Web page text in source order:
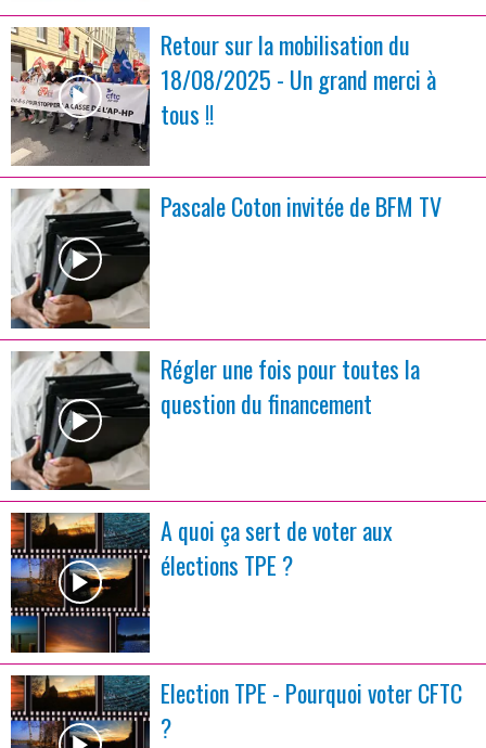
Retour sur la mobilisation du
18/08/2025 - Un grand merci à
tous !!
Pascale Coton invitée de BFM TV
Régler une fois pour toutes la
question du financement
A quoi ça sert de voter aux
élections TPE ?
Election TPE - Pourquoi voter CFTC
?